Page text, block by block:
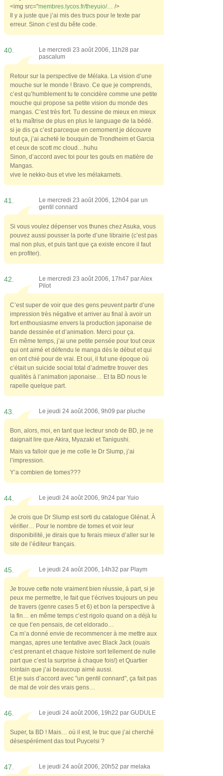
<img src="membres.lycos.fr/theyuio/… />
Il y a juste que j’ai mis des trucs pour le texte par
erreur. Sinon c’est du bête code.
40.
Le mercredi 23 août 2006, 11h28 par
pascalum
Retour sur la perspective de Mélaka. La vision d’une
mouche sur le monde ! Bravo. Ce que je comprends,
c’est qu’humblement tu te concidère comme une petite
mouche qui propose sa petite vision du monde des
mangas. C’est très fort. Tu dessine de mieux en mieux
et tu maîtrise de plus en plus le language de la bédé.
si je dis ça c’est parceque en cemoment je découvre
tout ça, j’ai acheté le bouquin de Trondheim et Garcia
et ceux de scott mc cloud…huhu
Sinon, d’accord avec toi pour tes gouts en matière de
Mangas.
vive le nekko-bus et vive les mélakarnets.
41. Le mercredi 23 août 2006, 12h04 par un
gentil connard
Si vous voulez dépenser vos thunes chez Asuka, vous
pouvez aussi pousser la porte d’une librairie (c’est pas
mal non plus, et puis tant que ça existe encore il faut
en profiter).
42. Le mercredi 23 août 2006, 17h47 parAlex
Pilot
C’est super de voir que des gens peuvent partir d’une
impression très négative et arriver au final à avoir un
fort enthousiasme envers la production japonaise de
bande dessinée et d’animation. Merci pour ça.
En même temps, j’ai une petite pensée pour tout ceux
qui ont aimé et défendu le manga dès le début et qui
en ont chié pour de vrai. Et oui, il fut une époque où
c’était un suicide social total d’admettre trouver des
qualités à l’animation japonaise… Et ta BD nous le
rapelle quelque part.
43. Le jeudi 24 août 2006, 9h09 par pluche
Bon, alors, moi, en tant que lecteur snob de BD, je ne
daignait lire que Akira, Myazaki et Tanigushi.
Mais va falloir que je me colle le Dr Slump, j’ai
l’impression.
Y’a combien de tomes???
44. Le jeudi 24 août 2006, 9h24 par Yuio
Je crois que Dr Slump est sorti du catalogue Glénat. À
vérifier… Pour le nombre de tomes et voir leur
disponibilité, je dirais que tu ferais mieux d’aller sur le
site de l’éditeur français.
45. Le jeudi 24 août 2006, 14h32 par Playm
Je trouve cette note vraiment bien réussie, à part, si je
peux me permettre, le fait que t’écrives toujours un peu
de travers (genre cases 5 et 6) et bon la perspective à
la fin… en même temps c’est rigolo quand on a déjà lu
ce que t’en pensais, de cet eldorado…
Ca m’a donné envie de recommencer à me mettre aux
mangas, apres une tentative avec Black Jack (ouais
c’est prenant et chaque histoire sort tellement de nulle
part que c’est la surprise à chaque fois!) et Quartier
lointain que j’ai beaucoup aimé aussi.
Et je suis d’accord avec "un gentil connard", ça fait pas
de mal de voir des vrais gens…
46. Le jeudi 24 août 2006, 19h22 par GUDULE
Super, ta BD ! Mais… où il est, le truc que j’ai cherché
désespérément das tout Puycelsi ?
47. Le jeudi 24 août 2006, 20h52 par melaka